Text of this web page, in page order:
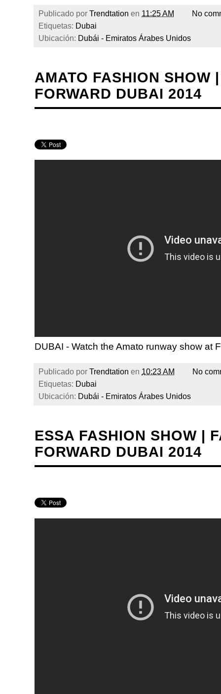
Publicado por Trendtation en 11:25 AM
No
Etiquetas: Dubai
Ubicación: Dubái - Emiratos Árabes Unidos
AMATO FASHION SHOW
FORWARD DUBAI 2014
DUBAI - Watch the Amato runway show at
Publicado por Trendtation en 10:23 AM
No
Etiquetas: Dubai
Ubicación: Dubái - Emiratos Árabes Unidos
ESSA FASHION SHOW |
FORWARD DUBAI 2014